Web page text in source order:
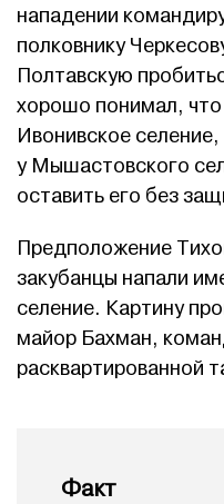
нападении
полковнику
Полтавскую
хорошо понимал, что
Ивонивское
у Мышастовского
оставить его без
Предположение
закубанцы напали
селение. Картину
майор Бахман,
расквартированной
Факт